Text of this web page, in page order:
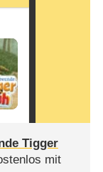
Tigger
mit